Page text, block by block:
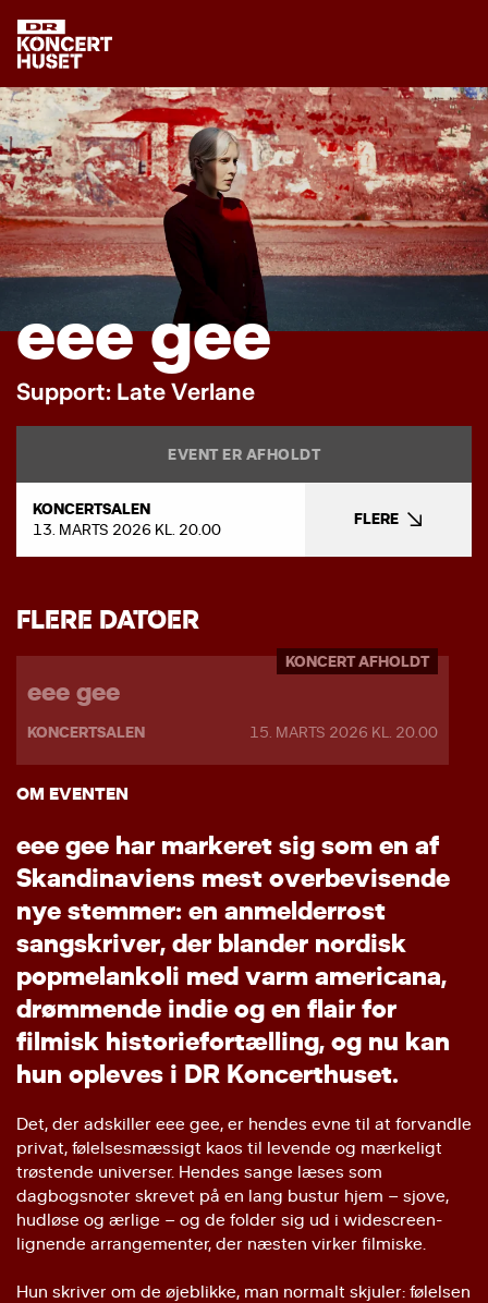
eeegee
Support: LateVerlane
EVENT ER AFHOLDT
KONCERTSALEN
13. MARTS 2026 KL. 20.00
FLERE
FLERE DATOER
eee gee
KONCERT AFHOLDT
KONCERTSALEN 15. MARTS 2026 KL. 20.00
OM EVENTEN
eee gee har markeret sig som en af
Skandinaviens mest overbevisende
nye stemmer: en anmelderrost
sangskriver, der blander nordisk
popmelankoli med varm americana,
drømmende indie og en flair for
filmisk historiefortælling, og nu kan
hun opleves i DR Koncerthuset.
Det, der adskiller eee gee, er hendes evne til at forvandle
privat, følelsesmæssigt kaos til levende og mærkeligt
trøstende universer. Hendes sange læses som
dagbogsnoter skrevet på en lang bustur hjem – sjove,
hudløse og ærlige – og de folder sig ud i widescreen-
lignende arrangementer, der næsten virker filmiske.
Hun skriver om de øjeblikke, man normalt skjuler: følelsen